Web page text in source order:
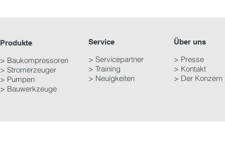
Produkte
> Baukompressoren
> Stromerzeuger
> Pumpen
> Bauwerkzeuge
Service
> Servicepartner
> Training
> Neuigkeiten
Über uns
> Presse
> Kontakt
> Der Konzern